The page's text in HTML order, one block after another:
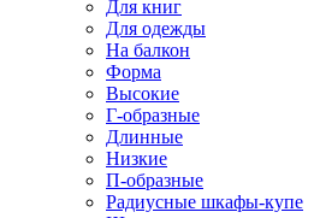
Для книг
Для одежды
На балкон
Форма
Высокие
Г-образные
Длинные
Низкие
П-образные
Радиусные шкафы-купе